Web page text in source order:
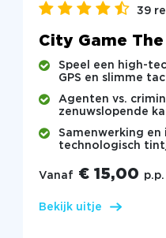
39
City Game
Speel een high-
GPS en slimme
Agenten vs.
zenuwslopende
Samenwerking
technologisch
Vanaf € 15,00 p.p.
Bekijk uitje